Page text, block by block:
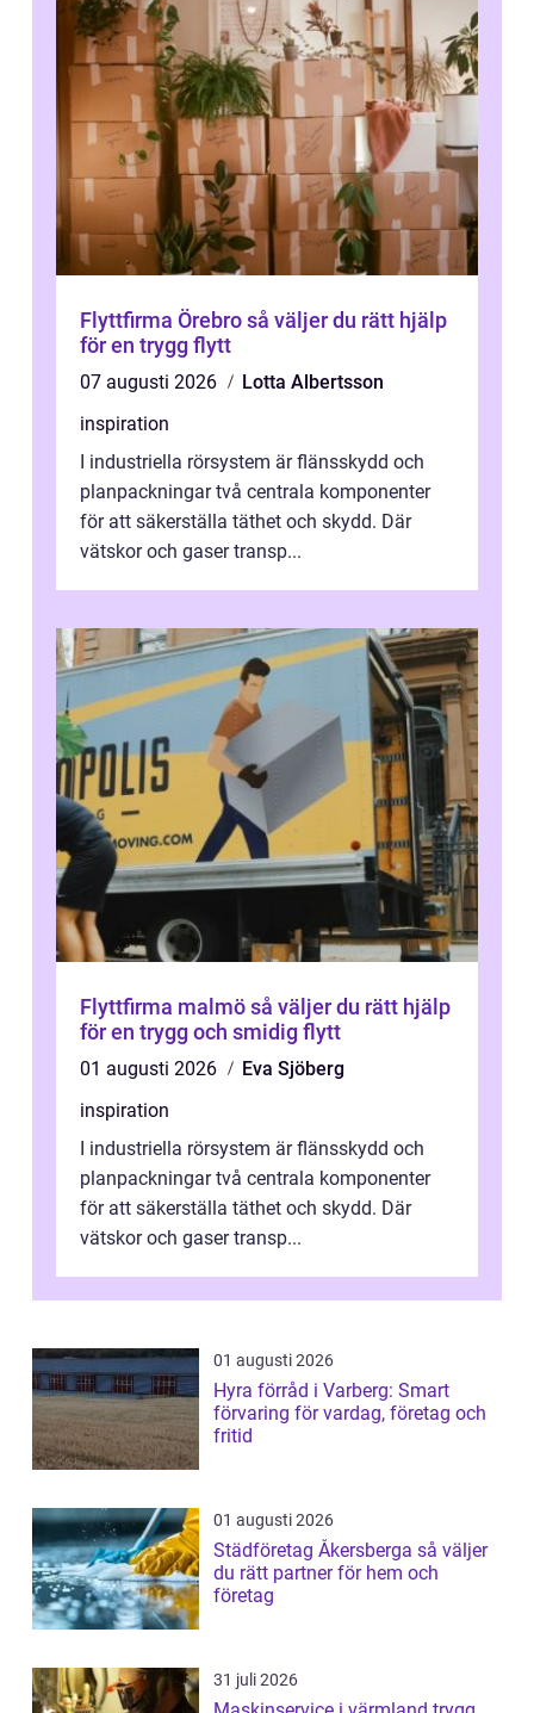
Flyttfirma Örebro så väljer du rätt hjälp
för en trygg flytt
07 augusti 2026
Lotta Albertsson
inspiration
I industriella rörsystem är flänsskydd och
planpackningar två centrala komponenter
för att säkerställa täthet och skydd. Där
vätskor och gaser transp...
Flyttfirma malmö så väljer du rätt hjälp
för en trygg och smidig flytt
01 augusti 2026
Eva Sjöberg
inspiration
I industriella rörsystem är flänsskydd och
planpackningar två centrala komponenter
för att säkerställa täthet och skydd. Där
vätskor och gaser transp...
01 augusti 2026
Hyra förråd i Varberg: Smart
förvaring för vardag, företag och
fritid
01 augusti 2026
Städföretag Åkersberga så väljer
du rätt partner för hem och
företag
31 juli 2026